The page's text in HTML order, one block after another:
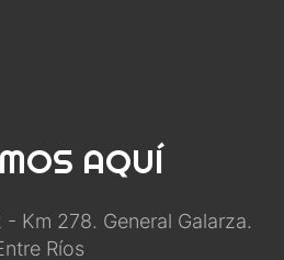
AQUÍ
- Km 278. General Galarza.
Ríos